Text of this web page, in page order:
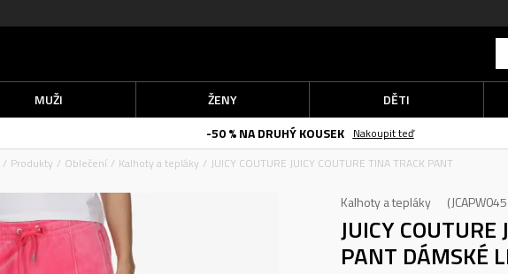
MUŽI ŽENY
DĚTI
-50 % NA DRUHÝ KOUSEK
Nakoupit teď
Produkty Oblečení Kalhoty a tepláky JUICY COUTURE JUICY COUTURE TINA TRACK PANT
Kalhoty a tepláky
JUICY
PANT DÁMSKÉ